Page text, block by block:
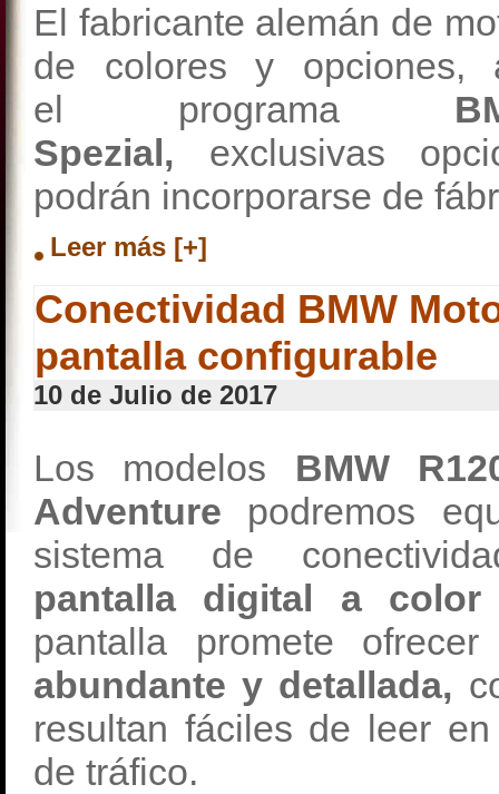
El fabricante alemán de
de colores y opciones,
el programa
Spezial, exclusivas
podrán incorporarse de
Leer más [+]
Conectividad BMW
pantalla configurable
10 de Julio de 2017
Los modelos BMW
Adventure podremos
sistema de
pantalla digital a
pantalla promete
abundante y detallada,
resultan fáciles de leer
de tráfico.